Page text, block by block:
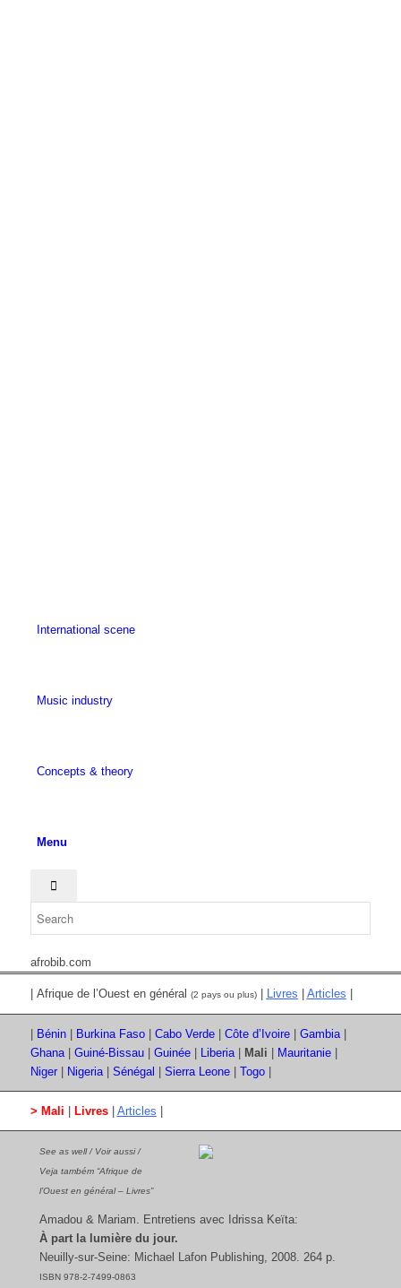
International scene
Music industry
Concepts & theory
Menu
afrobib.com
| Afrique de l’Ouest en général (2 pays ou plus)| Livres Articles
Bénin| Burkina Faso| Cabo Verde| Côte d’Ivoire| Gambia|
Ghana| Guiné-Bissau| Guinée| Liberia| Mali Mauritanie|
Niger| Nigeria| Sénégal Sierra Leone| Togo|
> Mali Livres| Articles
See as well / Voir aussi /
Veja também “Afrique de
l’Ouest en général – Livres”
Amadou & Mariam. Entretiens avec Idrissa Keïta:
À part la lumière du jour.
Neuilly-sur-Seine: Michael Lafon Publishing, 2008. 264 p.
ISBN 978-2-7499-0863